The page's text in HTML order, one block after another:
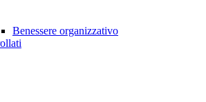
Benessere organizzativo